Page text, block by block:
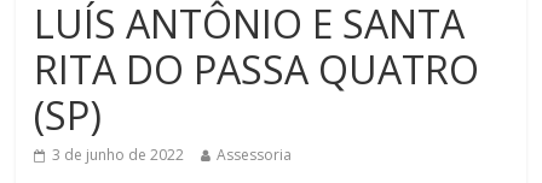
LUÍS ANTÔNIO E SANTA
RITA DO PASSA QUATRO
(SP)
3 de junho de 2022 Assessoria